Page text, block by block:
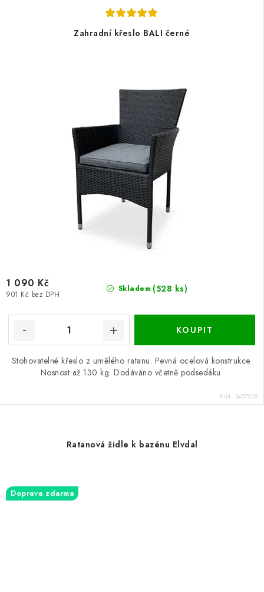
Zahradní křeslo BALI černé
Skladem (528 ks)
901 Kč bez DPH
1 090 Kč
Stohovatelné křeslo z umělého ratanu. Pevná ocelová konstrukce.
Nosnost až 130 kg. Dodáváno včetně podsedáku.
Kód: 3457035
Ratanová židle k bazénu Elvdal
Doprava zdarma